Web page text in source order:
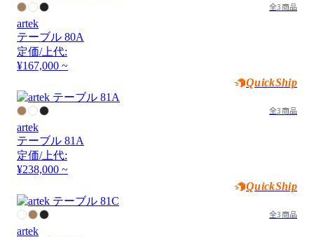
全3商品
artek
テーブル 80A
定価/上代:
¥167,000 ~
QuickShip
全3商品
artek
テーブル 81A
定価/上代:
¥238,000 ~
QuickShip
全3商品
artek